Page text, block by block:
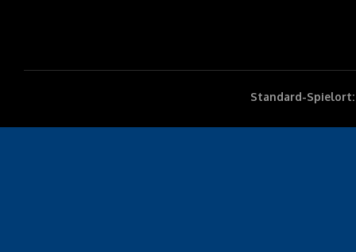
Standard-Spielort: